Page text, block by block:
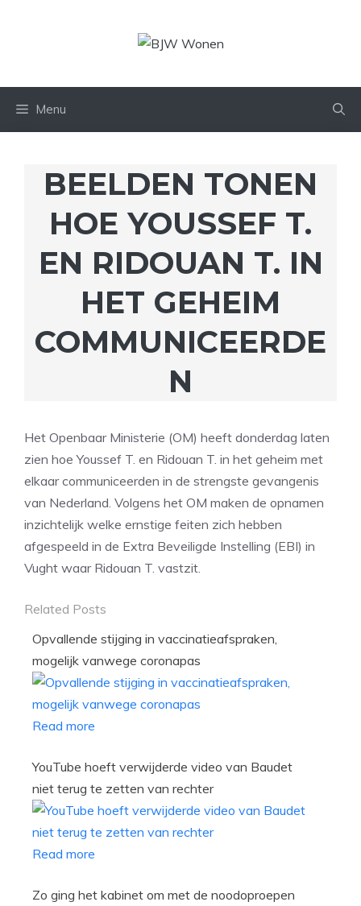
Menu
BEELDEN TONEN
HOE YOUSSEF T.
EN RIDOUAN T. IN
HET GEHEIM
COMMUNICEERDE
N
Het Openbaar Ministerie (OM) heeft donderdag laten
zien hoe Youssef T. en Ridouan T. in het geheim met
elkaar communiceerden in de strengste gevangenis
van Nederland. Volgens het OM maken de opnamen
inzichtelijk welke ernstige feiten zich hebben
afgespeeld in de Extra Beveiligde Instelling (EBI) in
Vught waar Ridouan T. vastzit.
Related Posts
Opvallende stijging in vaccinatieafspraken,
mogelijk vanwege coronapas
Read more
YouTube hoeft verwijderde video van Baudet
niet terug te zetten van rechter
Read more
Zo ging het kabinet om met de noodoproepen